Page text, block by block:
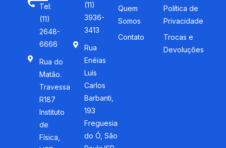
Tel:
(11)
2648-
6666
Rua do
Matão.
Travessa
R187
Instituto
de
Física,
(11)
3936-
3413
Rua
Enéias
Luís
Carlos
Barbanti,
193
Freguesia
do Ó, São
Quem
Somos
Contato
Política de
Privacidade
Trocas e
Devoluções